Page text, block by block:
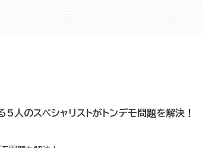
のスペシャリストがトンデモ問題を解決！